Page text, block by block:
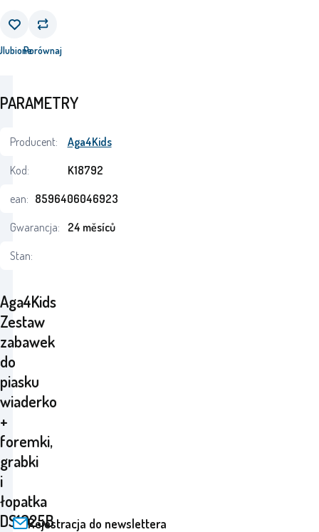
Porównaj
Aga4Kids
Zestaw
zabawek
do
piasku
wiaderko
+
foremki,
grabki
i
łopatka
DS1025B
PARAMETRY
Producent:
Aga4Kids
Kod:
K18792
ean: 8596406046923
Gwarancja:
24 měsíců
Stan:
Rejestracja do newslettera